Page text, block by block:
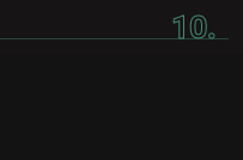
10.